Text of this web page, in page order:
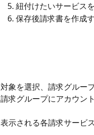
紐付けたいサービス
保存後請求書を作成
対象を選択、請求グルー
請求グループにアカウン
表示される各請求サービ